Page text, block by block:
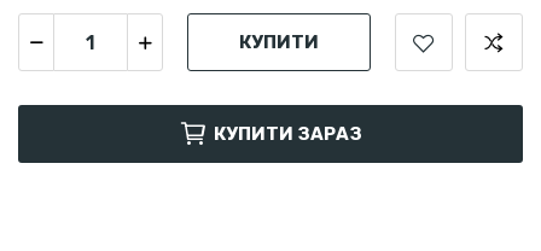
КУПИТИ
КУПИТИ ЗАРАЗ